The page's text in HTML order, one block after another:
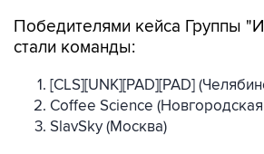
Победителями кейса Группы
стали команды:
[CLS][UNK][PAD][PAD]
Coffee Science
SlavSky (Москва)